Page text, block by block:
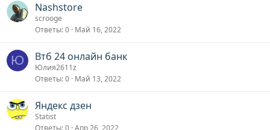
Nashstore
scrooge
Ответы 0 Май 16, 2022
Ю Втб 24 онлайн банк
Юлия2611z
Ответы 0 Май 13, 2022
Яндекс дзен
Statist